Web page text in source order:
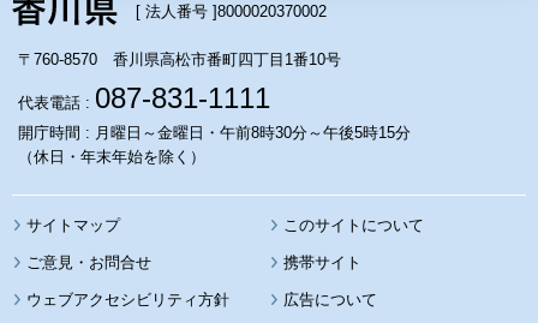
[ 法人番号 ]8000020370002
〒760-8570 香川県高松市番町四丁目1番10号
代表電話 : 087-831-1111
開庁時間 : 月曜日～金曜日・午前8時30分～午後5時15分
（休日・年末年始を除く）
サイトマップ このサイトについて
携帯サイト
ウェブアクセシビリティ方針 広告について